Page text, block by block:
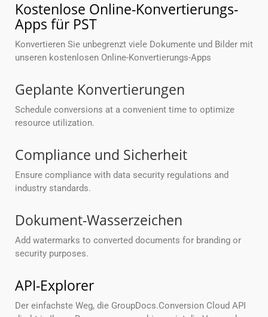
Kostenlose Online-Konvertierungs-
Apps für PST
Konvertieren Sie unbegrenzt viele Dokumente und Bilder mit
unseren kostenlosen Online-Konvertierungs-Apps
Geplante Konvertierungen
Schedule conversions at a convenient time to optimize
resource utilization.
Compliance und Sicherheit
Ensure compliance with data security regulations and
industry standards.
Dokument-Wasserzeichen
Add watermarks to converted documents for branding or
security purposes.
API-Explorer
Der einfachste Weg, die GroupDocs.Conversion Cloud API